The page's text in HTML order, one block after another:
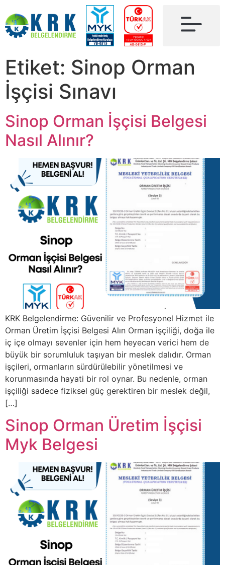
Etiket: Sinop Orman
İşçisi Sınavı
Sinop Orman İşçisi Belgesi
Nasıl Alınır?
KRK Belgelendirme: Güvenilir ve Profesyonel Hizmet ile
Orman Üretim İşçisi Belgesi Alın Orman işçiliği, doğa ile
iç içe olmayı sevenler için hem heyecan verici hem de
büyük bir sorumluluk taşıyan bir meslek dalıdır. Orman
işçileri, ormanların sürdürülebilir yönetilmesi ve
korunmasında hayati bir rol oynar. Bu nedenle, orman
işçiliği sadece fiziksel güç gerektiren bir meslek değil,
[…]
Sinop Orman Üretim İşçisi
Myk Belgesi